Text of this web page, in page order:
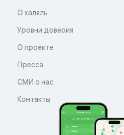
О халяль
Уровни доверия
О проекте
Пресса
СМИ о нас
Контакты